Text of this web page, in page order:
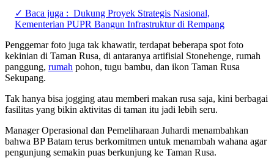
✓ Baca juga : Dukung Proyek Strategis Nasional,
Kementerian PUPR Bangun Infrastruktur di Rempang
Penggemar foto juga tak khawatir, terdapat beberapa spot foto
kekinian di Taman Rusa, di antaranya artifisial Stonehenge, rumah
panggung, rumah pohon, tugu bambu, dan ikon Taman Rusa
Sekupang.
Tak hanya bisa jogging atau memberi makan rusa saja, kini berbagai
fasilitas yang bikin aktivitas di taman itu jadi lebih seru.
Manager Operasional dan Pemeliharaan Juhardi menambahkan
bahwa BP Batam terus berkomitmen untuk menambah wahana agar
pengunjung semakin puas berkunjung ke Taman Rusa.